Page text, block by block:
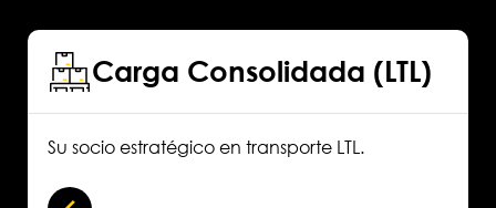
Carga Consolidada (LTL)
Su socio estratégico en transporte LTL.